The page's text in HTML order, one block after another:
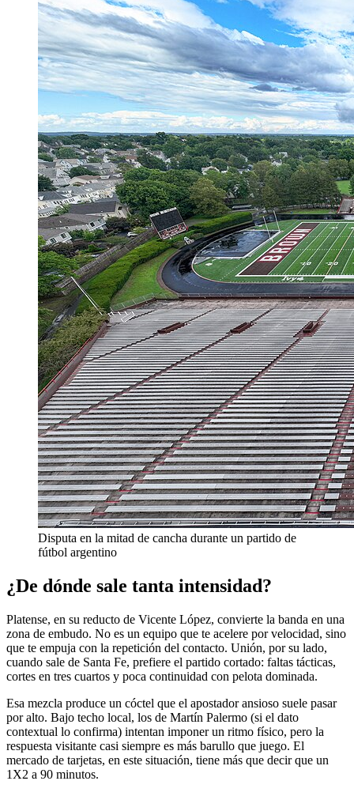
Disputa en la mitad de cancha durante un partido de
fútbol argentino
¿De dónde sale tanta intensidad?
Platense, en su reducto de Vicente López, convierte la banda en una
zona de embudo. No es un equipo que te acelere por velocidad, sino
que te empuja con la repetición del contacto. Unión, por su lado,
cuando sale de Santa Fe, prefiere el partido cortado: faltas tácticas,
cortes en tres cuartos y poca continuidad con pelota dominada.
Esa mezcla produce un cóctel que el apostador ansioso suele pasar
por alto. Bajo techo local, los de Martín Palermo (si el dato
contextual lo confirma) intentan imponer un ritmo físico, pero la
respuesta visitante casi siempre es más barullo que juego. El
mercado de tarjetas, en este situación, tiene más que decir que un
1X2 a 90 minutos.